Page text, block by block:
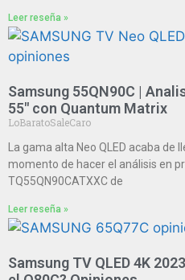
Leer reseña »
Samsung 55QN90C |
55″ con Quantum Matrix
LoBaratoSaleCaro
La gama alta Neo QLED acaba de
momento de hacer el análisis en
TQ55QN90CATXXC de
Leer reseña »
Samsung TV QLED 4K